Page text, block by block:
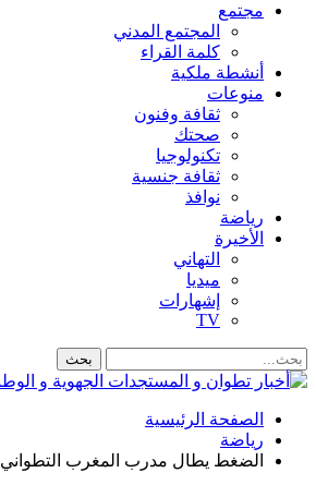
مجتمع
المجتمع المدني
كلمة القراء
أنشطة ملكية
منوعات
ثقافة وفنون
صحتك
تكنولوجيا
ثقافة جنسية
نوافذ
رياضة
الأخيرة
التهاني
ميديا
إشهارات
TV
الصفحة الرئيسية
رياضة
الضغط يطال مدرب المغرب التطواني